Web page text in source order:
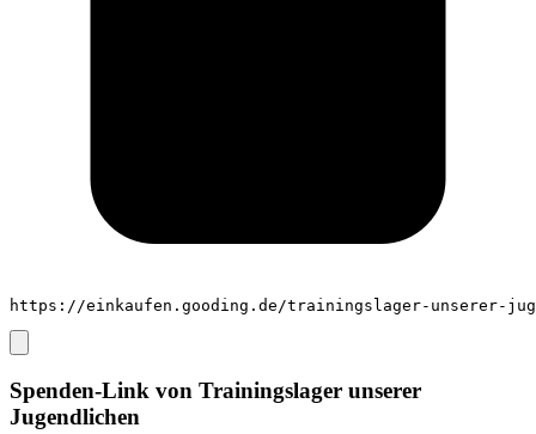
https://einkaufen.gooding.de/trainingslager-unserer-
Spenden-Link von Trainingslager unserer
Jugendlichen